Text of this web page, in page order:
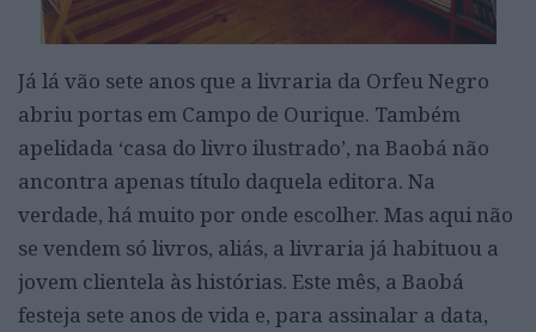
Já lá vão sete anos que a livraria da Orfeu Negro
abriu portas em Campo de Ourique. Também
apelidada ‘casa do livro ilustrado’, na Baobá não
ancontra apenas título daquela editora. Na
verdade, há muito por onde escolher. Mas aqui não
se vendem só livros, aliás, a livraria já habituou a
jovem clientela às histórias. Este mês, a Baobá
festeja sete anos de vida e, para assinalar a data,